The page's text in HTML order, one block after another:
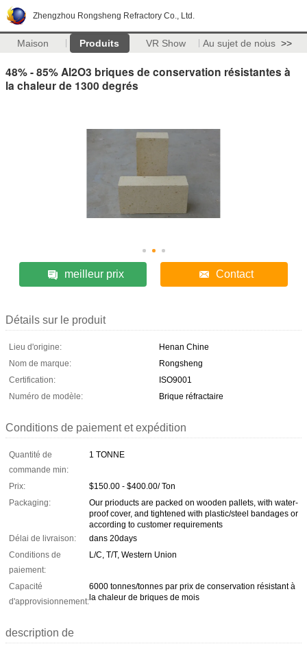
Zhengzhou Rongsheng Refractory Co., Ltd.
Maison Produits VR Show Au sujet de nous >>
48% - 85% Al2O3 briques de conservation résistantes à
la chaleur de 1300 degrés
meilleur prix Contact
Détails sur le produit
Lieu d'origine:
Henan Chine
Nom de marque:
Rongsheng
Certification:
ISO9001
Numéro de modèle:
Brique réfractaire
Conditions de paiement et expédition
Quantité de
commande min:
1 TONNE
Prix:
$150.00 - $400.00/ Ton
Packaging:
Our prioducts are packed on wooden pallets, with water-
proof cover, and tightened with plastic/steel bandages or
according to customer requirements
Délai de livraison:
dans 20days
Conditions de
paiement:
L/C, T/T, Western Union
Capacité
d'approvisionnement:
6000 tonnes/tonnes par prix de conservation résistant à
la chaleur de briques de mois
description de